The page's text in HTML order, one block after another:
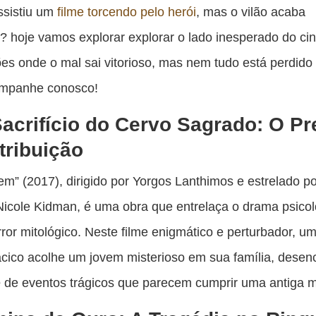
umfilme torcendo pelo herói, mas o vilão acaba
hoje vamos explorar explorar o lado inesperado do
onde o mal sai vitorioso, mas nem tudo está perdido
conosco!
do Cervo Sagrado: O
(2017), dirigido por Yorgos Lanthimos e estrelado
Kidman, é uma obra que entrelaça o drama
mitológico. Neste filme enigmático e perturbador,
acolhe um jovem misterioso em sua família,
de eventos trágicos que parecem cumprir uma antiga